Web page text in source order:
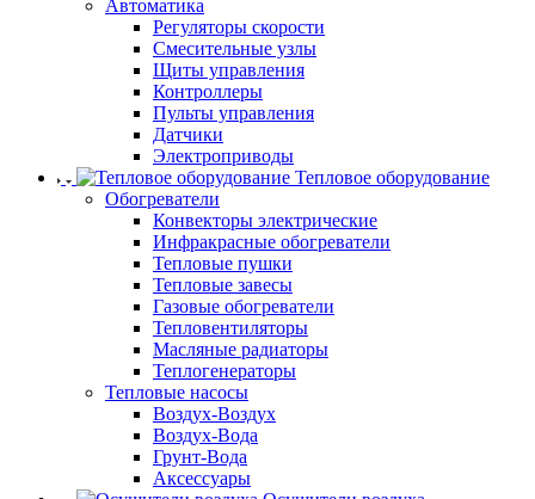
Автоматика
Регуляторы скорости
Смесительные узлы
Щиты управления
Контроллеры
Пульты управления
Датчики
Электроприводы
Тепловое оборудование
Обогреватели
Конвекторы электрические
Инфракрасные обогреватели
Тепловые пушки
Тепловые завесы
Газовые обогреватели
Тепловентиляторы
Масляные радиаторы
Теплогенераторы
Тепловые насосы
Воздух-Воздух
Воздух-Вода
Грунт-Вода
Аксессуары